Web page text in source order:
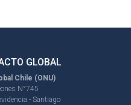
GLOBAL
Chile (ONU)
N°745
- Santiago